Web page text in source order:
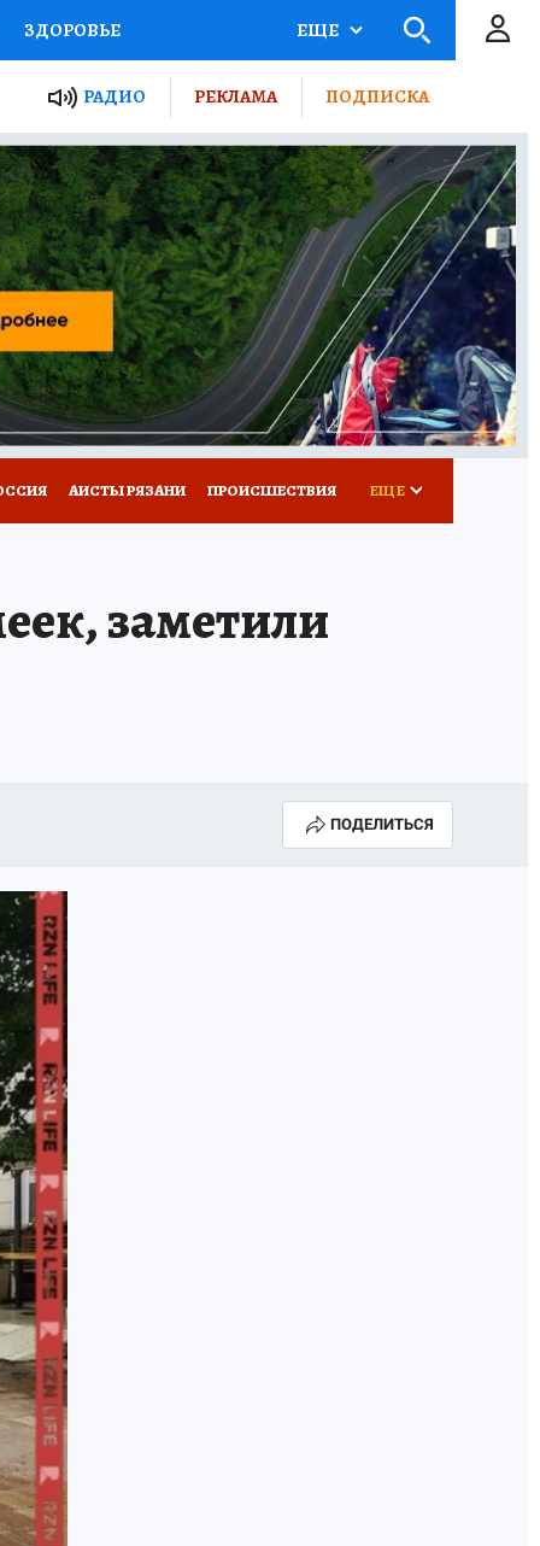
ЗДОРОВЬЕ
РОССИИ
ПУТЕВОДИТЕЛЬ
ТУРИЗМ
ПОТРЕБИТЕЛЯ ВСЕ О КП
ЕЩЕ
РАДИО РЕКЛАМА ПОДПИСКА
АИСТЫ РЯЗАНИ ПРОИСШЕСТВИЯ ЕЩЕ
заметили
ПОДЕЛИТЬСЯ